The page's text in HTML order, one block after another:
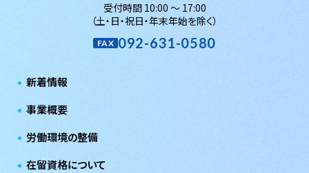
受付時間 10:00 〜 17:00
（土・日・祝日・年末年始を除く）
FAX 092-631-0580
新着情報
事業概要
労働環境の整備
在留資格について